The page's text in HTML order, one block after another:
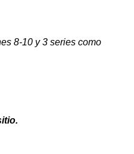
8-10 y 3 series como